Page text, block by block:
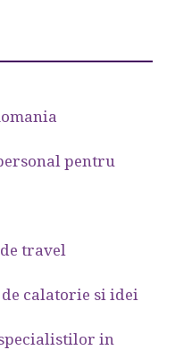
pentru
travel
de calatorie si idei
in